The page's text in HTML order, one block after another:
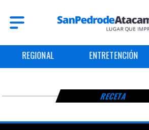
REGIONAL ENTRETENCIÓN
RECETA